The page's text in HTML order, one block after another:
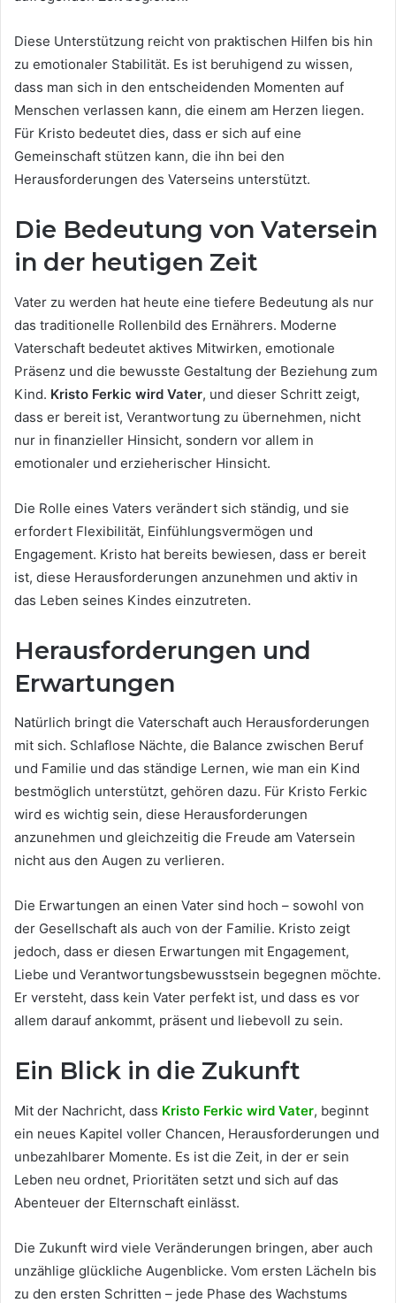
Diese Unterstützung reicht von praktischen Hilfen bis hin
zu emotionaler Stabilität. Es ist beruhigend zu wissen,
dass man sich in den entscheidenden Momenten auf
Menschen verlassen kann, die einem am Herzen liegen.
Für Kristo bedeutet dies, dass er sich auf eine
Gemeinschaft stützen kann, die ihn bei den
Herausforderungen des Vaterseins unterstützt.
Die Bedeutung von Vatersein
in der heutigen Zeit
Vater zu werden hat heute eine tiefere Bedeutung als nur
das traditionelle Rollenbild des Ernährers. Moderne
Vaterschaft bedeutet aktives Mitwirken, emotionale
Präsenz und die bewusste Gestaltung der Beziehung zum
Kind. Kristo Ferkic wird Vater, und dieser Schritt zeigt,
dass er bereit ist, Verantwortung zu übernehmen, nicht
nur in finanzieller Hinsicht, sondern vor allem in
emotionaler und erzieherischer Hinsicht.
Die Rolle eines Vaters verändert sich ständig, und sie
erfordert Flexibilität, Einfühlungsvermögen und
Engagement. Kristo hat bereits bewiesen, dass er bereit
ist, diese Herausforderungen anzunehmen und aktiv in
das Leben seines Kindes einzutreten.
Herausforderungen und
Erwartungen
Natürlich bringt die Vaterschaft auch Herausforderungen
mit sich. Schlaflose Nächte, die Balance zwischen Beruf
und Familie und das ständige Lernen, wie man ein Kind
bestmöglich unterstützt, gehören dazu. Für Kristo Ferkic
wird es wichtig sein, diese Herausforderungen
anzunehmen und gleichzeitig die Freude am Vatersein
nicht aus den Augen zu verlieren.
Die Erwartungen an einen Vater sind hoch – sowohl von
der Gesellschaft als auch von der Familie. Kristo zeigt
jedoch, dass er diesen Erwartungen mit Engagement,
Liebe und Verantwortungsbewusstsein begegnen möchte.
Er versteht, dass kein Vater perfekt ist, und dass es vor
allem darauf ankommt, präsent und liebevoll zu sein.
Ein Blick in die Zukunft
Mit der Nachricht, dass Kristo Ferkic wird Vater, beginnt
ein neues Kapitel voller Chancen, Herausforderungen und
unbezahlbarer Momente. Es ist die Zeit, in der er sein
Leben neu ordnet, Prioritäten setzt und sich auf das
Abenteuer der Elternschaft einlässt.
Die Zukunft wird viele Veränderungen bringen, aber auch
unzählige glückliche Augenblicke. Vom ersten Lächeln bis
zu den ersten Schritten – jede Phase des Wachstums